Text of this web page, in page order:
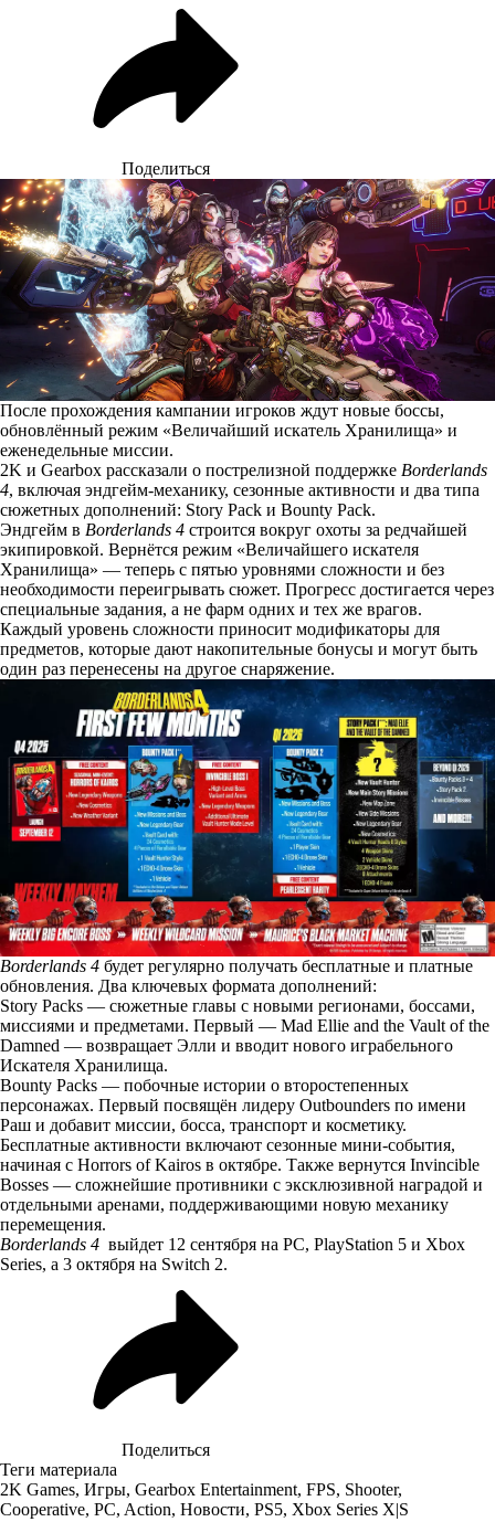
Поделиться
После прохождения кампании игроков ждут новые боссы,
обновлённый режим «Величайший искатель Хранилища» и
еженедельные миссии.
2K и Gearbox рассказали о пострелизной поддержке Borderlands
4, включая эндгейм-механику, сезонные активности и два типа
сюжетных дополнений: Story Pack и Bounty Pack.
Эндгейм в Borderlands 4 строится вокруг охоты за редчайшей
экипировкой. Вернётся режим «Величайшего искателя
Хранилища» — теперь с пятью уровнями сложности и без
необходимости переигрывать сюжет. Прогресс достигается через
специальные задания, а не фарм одних и тех же врагов.
Каждый уровень сложности приносит модификаторы для
предметов, которые дают накопительные бонусы и могут быть
один раз перенесены на другое снаряжение.
Borderlands 4 будет регулярно получать бесплатные и платные
обновления. Два ключевых формата дополнений:
Story Packs — сюжетные главы с новыми регионами, боссами,
миссиями и предметами. Первый — Mad Ellie and the Vault of the
Damned — возвращает Элли и вводит нового играбельного
Искателя Хранилища.
Bounty Packs — побочные истории о второстепенных
персонажах. Первый посвящён лидеру Outbounders по имени
Раш и добавит миссии, босса, транспорт и косметику.
Бесплатные активности включают сезонные мини-события,
начиная с Horrors of Kairos в октябре. Также вернутся Invincible
Bosses — сложнейшие противники с эксклюзивной наградой и
отдельными аренами, поддерживающими новую механику
перемещения.
Borderlands 4 выйдет 12 сентября на PC, PlayStation 5 и Xbox
Series, а 3 октября на Switch 2.
Поделиться
Теги материала
2K Games, Игры, Gearbox Entertainment, FPS, Shooter,
Cooperative, PC, Action, Новости, PS5, Xbox Series X|S